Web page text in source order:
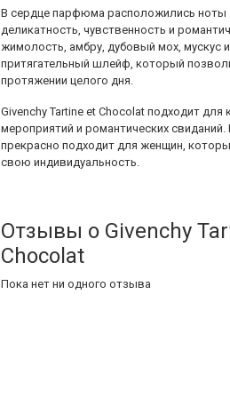
В сердце парфюма расположились
деликатность, чувственность и
жимолость, амбру, дубовый мох, мускус
притягательный шлейф, который
протяжении целого дня.
Givenchy Tartine et Chocolat подходит
мероприятий и романтических
прекрасно подходит для женщин,
свою индивидуальность.
Отзывы о Givenchy
Chocolat
Пока нет ни одного отзыва